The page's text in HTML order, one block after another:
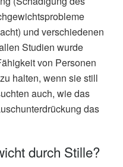
und verschiedenen
Studien wurde
von Personen
halten, wenn sie still
auch, wie das
das
durch Stille?